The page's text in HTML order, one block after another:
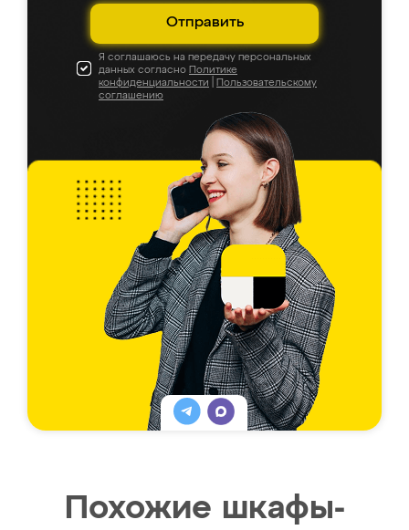
Отправить
Я соглашаюсь на передачу персональных
данных согласно Политике
конфиденциальности
Пользовательскому
соглашению
Похожие шкафы-